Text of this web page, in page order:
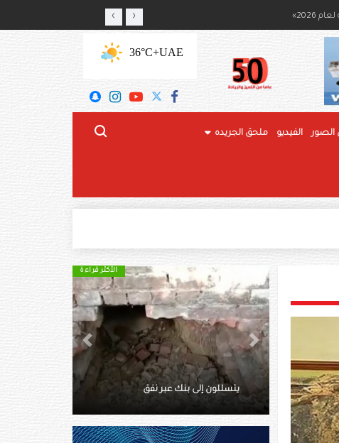
المحلي ‹ ›
UAE
+36°C
الفيديو ملحق الجريده
الأكثر قراءة
نفق
الأكثر قراءة
ماتت وسط الثلوج.. توثق آخر
لحظاتها بفيديو
Previous
Next